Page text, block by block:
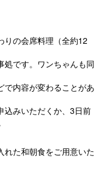
りの会席料理（全約12
です。ワンちゃんも同
内容が変わることがあ
みいただくか、3日前
れた和朝食をご用意いた